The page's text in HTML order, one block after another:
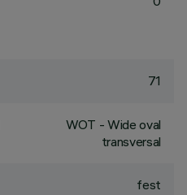
71
WOT - Wide oval
transversal
fest